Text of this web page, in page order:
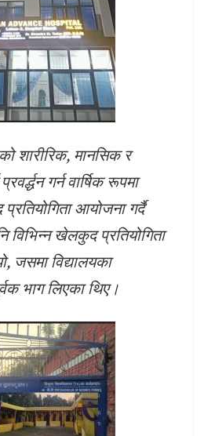
शारीरिक, मानसिक र
गर्न वार्षिक रूपमा
आयोजना गर्दै
खेलकुद प्रतियोगिता
जसमा विद्यालयका
भाग लिएका थिए।